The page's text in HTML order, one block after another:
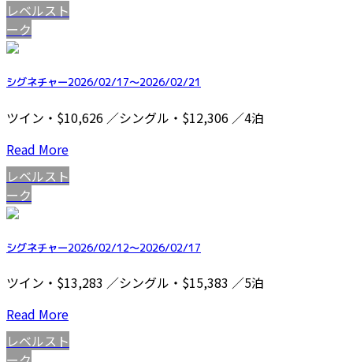
レベルスト
ーク
シグネチャー2026/02/17～2026/02/21
ツイン・$10,626 ／シングル・$12,306 ／4泊
Read More
レベルスト
ーク
シグネチャー2026/02/12～2026/02/17
ツイン・$13,283 ／シングル・$15,383 ／5泊
Read More
レベルスト